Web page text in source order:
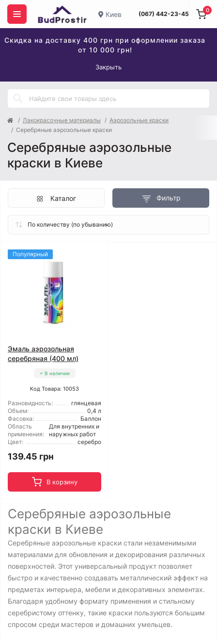
Киев (067) 442-23-45
Скидка на доставку 400 грн при оформлении заказа
от 10 000 грн!
Закрыть
0
Лакокрасочные материалы
Аэрозольные краски
Серебряные аэрозольные краски
Серебряные аэрозольные
краски в Киеве
Фильтр
Каталог
Популярный
Эмаль аэрозольная
серебряная (400 мл)
В наличии
Код Товара: 10053
Разновидность:
глянцевая
Объем:
0,4 л
Фасовка:
Баллон
Область
применения:
Для внутренних и
наружных работ
Цвет:
серебро
139.45 грн
В корзину
Серебряные аэрозольные
краски в Киеве
Серебряные аэрозольные краски стали незаменимыми
материалами для обновления и декорирования различных
поверхностей. Этот универсальный продукт позволяет
быстро и качественно создавать металлический эффект на
предметах интерьера, мебели и декоративных элементах.
Благодаря удобному формату применения и стильному
серебристому оттенку, такие краски пользуются большим
спросом среди мастеров и домашних умельцев.